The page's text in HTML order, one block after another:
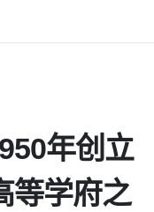
年创立
等学府之